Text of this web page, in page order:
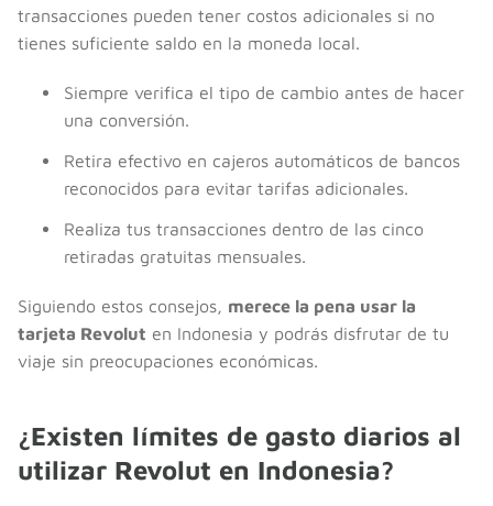
transacciones pueden tener costos adicionales si no
tienes suficiente saldo en la moneda local.
Siempre verifica el tipo de cambio antes de hacer
una conversión.
Retira efectivo en cajeros automáticos de bancos
reconocidos para evitar tarifas adicionales.
Realiza tus transacciones dentro de las cinco
retiradas gratuitas mensuales.
Siguiendo estos consejos, merece la pena usar la
tarjeta Revolut en Indonesia y podrás disfrutar de tu
viaje sin preocupaciones económicas.
¿Existen límites de gasto diarios al
utilizar Revolut en Indonesia?